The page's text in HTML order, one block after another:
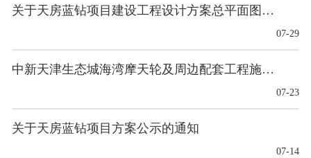
关于天房蓝钻项目建设工程设计方案总平面图的公布
07-29
中新天津生态城海湾摩天轮及周边配套工程施工-基础工程
07-23
关于天房蓝钻项目方案公示的通知
07-14